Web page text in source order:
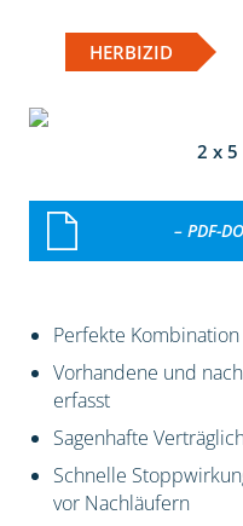
HERBIZID
2 x 5
– PDF-
Perfekte
Vorhandene und
erfasst
Sagenhafte
Schnelle
vor Nachläufern